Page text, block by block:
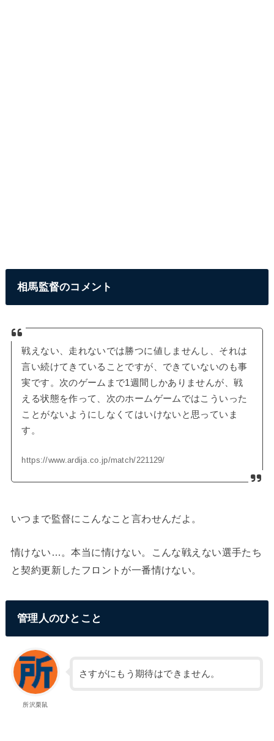
相馬監督のコメント
戦えない、走れないでは勝つに値しませんし、それは
言い続けてきていることですが、できていないのも事
実です。次のゲームまで1週間しかありませんが、戦
える状態を作って、次のホームゲームではこういった
ことがないようにしなくてはいけないと思っていま
す。
https://www.ardija.co.jp/match/221129/
いつまで監督にこんなこと言わせんだよ。
情けない…。本当に情けない。こんな戦えない選手たち
と契約更新したフロントが一番情けない。
管理人のひとこと
所沢栗鼠
さすがにもう期待はできません。